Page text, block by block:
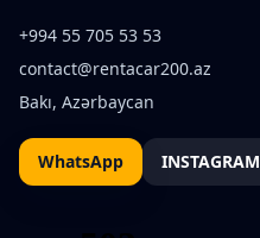
+994 55 705 53 53
contact@rentacar200.az
Bakı, Azərbaycan
WhatsApp INSTAGRAM